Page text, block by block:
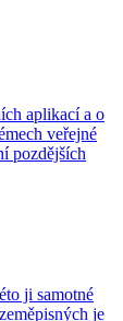
aplikací a o
veřejné
pozdějších
ji samotné
je